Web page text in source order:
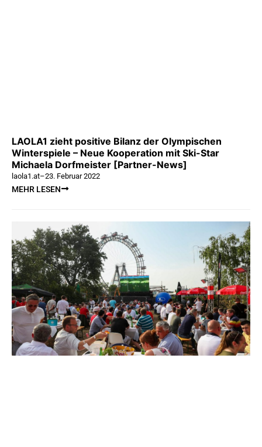
LAOLA1 zieht positive Bilanz der Olympischen
Winterspiele – Neue Kooperation mit Ski-Star
Michaela Dorfmeister [Partner-News]
laola1.at–23. Februar 2022
MEHR LESEN